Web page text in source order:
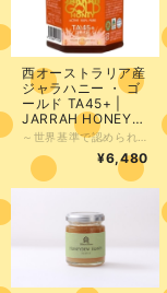
西オーストラリア産
ジャラハニー ・ ゴ
ールド TA45+ |
JARRAH HONEY
GOLD TA45+
¥6,480